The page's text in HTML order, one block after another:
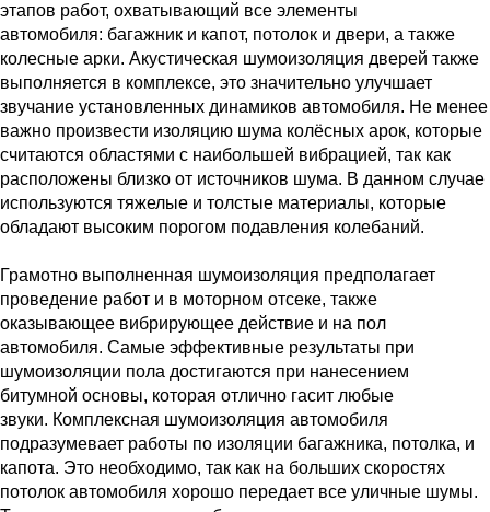
этапов работ, охватывающий все элементы
автомобиля: багажник и капот, потолок и двери, а также
колесные арки. Акустическая шумоизоляция дверей также
выполняется в комплексе, это значительно улучшает
звучание установленных динамиков автомобиля. Не менее
важно произвести изоляцию шума колёсных арок, которые
считаются областями с наибольшей вибрацией, так как
расположены близко от источников шума. В данном случае
используются тяжелые и толстые материалы, которые
обладают высоким порогом подавления колебаний.
Грамотно выполненная шумоизоляция предполагает
проведение работ и в моторном отсеке, также
оказывающее вибрирующее действие и на пол
автомобиля. Самые эффективные результаты при
шумоизоляции пола достигаются при нанесением
битумной основы, которая отлично гасит любые
звуки. Комплексная шумоизоляция автомобиля
подразумевает работы по изоляции багажника, потолка, и
капота. Это необходимо, так как на больших скоростях
потолок автомобиля хорошо передает все уличные шумы.